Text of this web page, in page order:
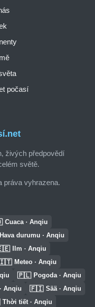
živých předpovědí
světě.
práva vyhrazena.
počasí
Cuaca · Anqiu
Hava durumu · Anqiu
Ilm · Anqiu
Meteo · Anqiu
🇵🇱 Pogoda · Anqiu
Anqiu 🇫🇮 Sää · Anqiu
Thời tiết · Anqiu